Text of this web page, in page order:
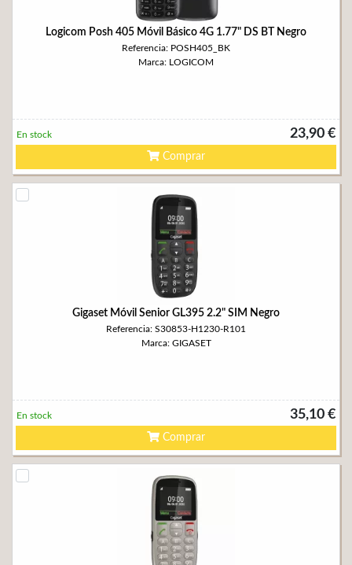
Logicom Posh 405 Móvil Básico 4G 1.77" DS BT Negro
Referencia: POSH405_BK
Marca: LOGICOM
23,90 €
En stock
Comprar
Gigaset Móvil Senior GL395 2.2" SIM Negro
Referencia: S30853-H1230-R101
Marca: GIGASET
35,10 €
En stock
Comprar